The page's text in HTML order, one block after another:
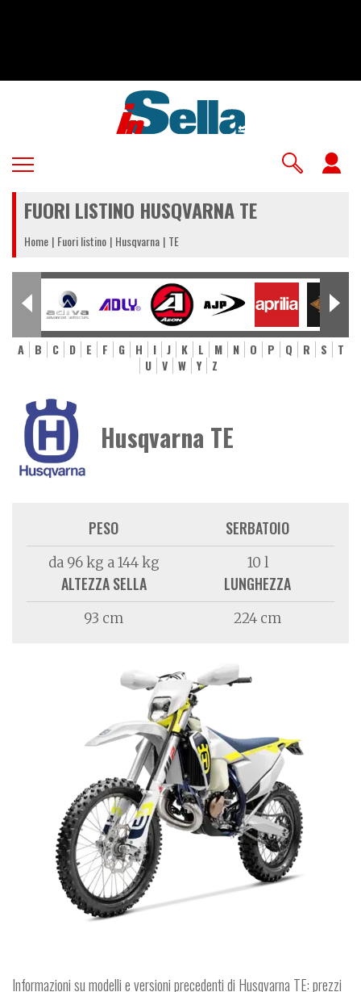
FUORI LISTINO HUSQVARNA TE
Home Fuori listino Husqvarna TE
A B C D E F G H I J K L M N O P Q R S
T
U
V W Y Z
Husqvarna TE
PESO
da 96 kg a 144 kg
SERBATOIO
10 l
ALTEZZA SELLA
93 cm
LUNGHEZZA
224 cm
Informazioni su modelli e versioni precedenti di Husqvarna TE: prezzi